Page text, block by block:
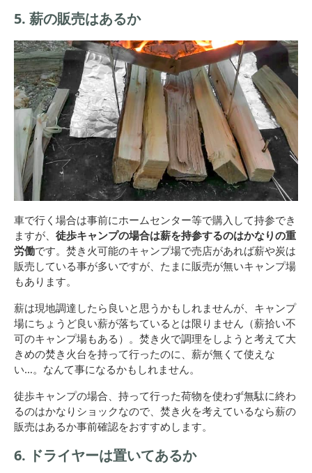
5. 薪の販売はあるか
車で行く場合は事前にホームセンター等で購入して持参でき
ますが、 徒歩キャンプの場合は薪を持参するのはかなりの重
労働です。焚き火可能のキャンプ場で売店があれば薪や炭は
販売している事が多いですが、たまに販売が無いキャンプ場
もあります。
薪は現地調達したら良いと思うかもしれませんが、キャンプ
場にちょうど良い薪が落ちているとは限りません（薪拾い不
可のキャンプ場もある）。焚き火で調理をしようと考えて大
きめの焚き火台を持って行ったのに、薪が無くて使えな
い…。なんて事になるかもしれません。
徒歩キャンプの場合、持って行った荷物を使わず無駄に終わ
るのはかなりショックなので、焚き火を考えているなら薪の
販売はあるか事前確認をおすすめします。
6. ドライヤーは置いてあるか